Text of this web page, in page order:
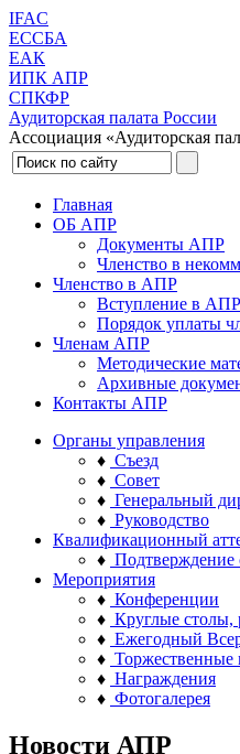
IFAC
ЕССБА
ЕАК
ИПК АПР
СПКФР
Аудиторская палата России
Ассоциация «Аудиторская
Главная
ОБ АПР
Документы АПР
Членство в
Членство в АПР
Вступление в АПР
Порядок уплаты
Членам АПР
Методические
Архивные
Контакты АПР
Органы управления
♦ Съезд
♦ Совет
♦ Генеральный
♦ Руководство
Квалификационный
♦ Подтверждение
Мероприятия
♦ Конференции
♦ Круглые столы,
♦ Ежегодный
♦ Торжественные
♦ Награждения
♦ Фотогалерея
Новости АПР